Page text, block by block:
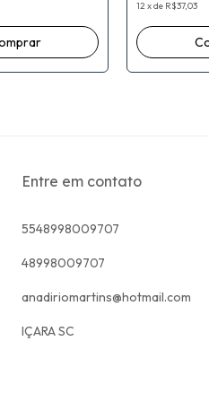
Antonio
12 xde R$37,03
Entre em contato
5548998009707
48998009707
anadiriomartins@hotmail.com
IÇARA SC